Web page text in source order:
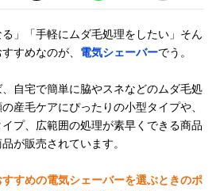
る」「手軽にムダ毛処理をしたい」そん
すめなのが、 電気シェーバーでう。
自宅で簡単に脇やスネなどのムダ毛処
産毛ケアにぴったりの小型タイプや、
プ、広範囲の処理が素早くできる商品
が販売されています。
すめの電気シェーバーを選ぶときのポ